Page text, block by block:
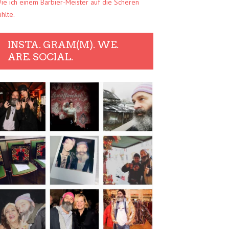
ich einem Barbier-Meister auf die Scheren
INSTA. GRAM(M). WE.
ARE. SOCIAL.